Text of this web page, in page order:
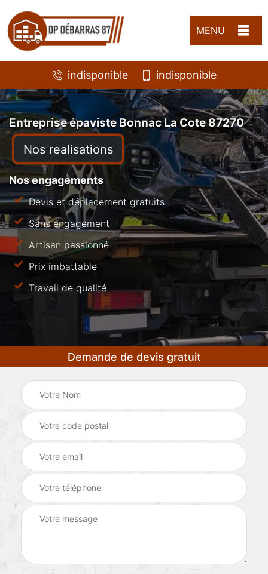
MENU
indisponible indisponible
Entreprise épaviste Bonnac La Cote 87270
Nos realisations
Nos engagements
Devis et déplacement gratuits
Sans engagement
Artisan passionné
Prix imbattable
Travail de qualité
Demande de devis gratuit